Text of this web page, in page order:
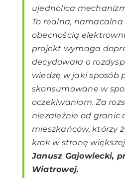
ujednolica
To realna,
obecnością
projekt wymaga
decydowała o
wiedzę w jaki sposób
skonsumowane w
oczekiwaniom. Za
niezależnie od granic
mieszkańców, którzy
krok w stronę
Janusz Gajowiecki,
Wiatrowej.